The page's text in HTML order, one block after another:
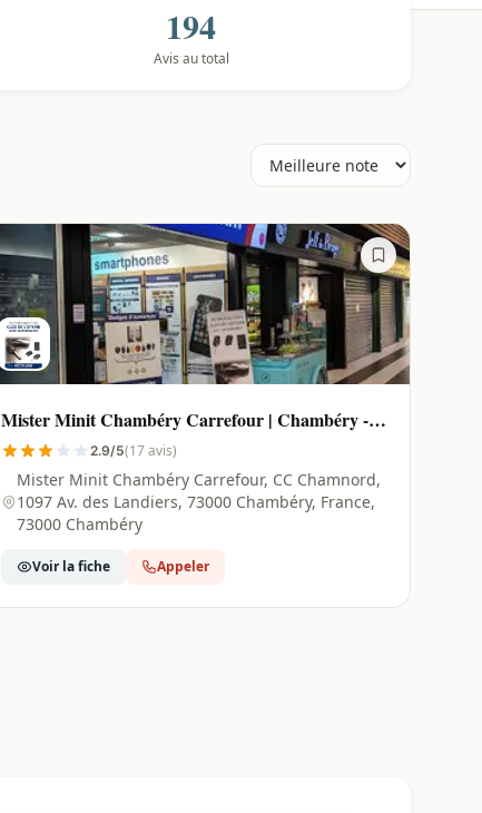
194
Avis au total
Mister Minit Chambéry Carrefour | Chambéry -
73000
2.9/5(17 avis)
Mister Minit Chambéry Carrefour, CC Chamnord,
1097 Av. des Landiers, 73000 Chambéry, France,
73000 Chambéry
Voir la fiche Appeler